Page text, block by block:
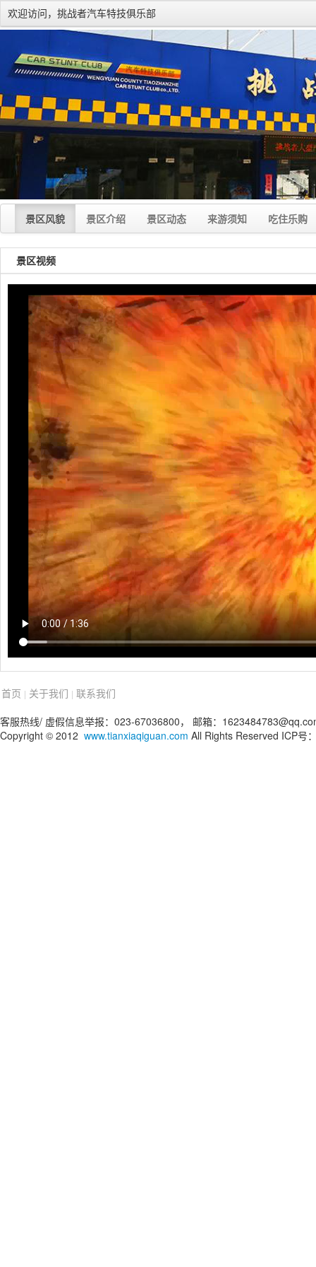
欢迎访问，挑战者汽车特技俱乐部
景区风貌 景区介绍 景区动态 来游须知 吃住乐购
景区视频
首页 | 关于我们 | 联系我们
客服热线/ 虚假信息举报：023-67036800， 邮箱：
Copyright © 2012 www.tianxiaqiguan.com All Rights Reserved ICP号